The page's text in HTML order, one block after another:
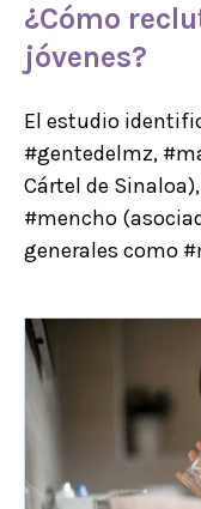
¿Cómo
jóvenes?
El estudio
#gentedelmz,
Cártel de
#mencho
generales como